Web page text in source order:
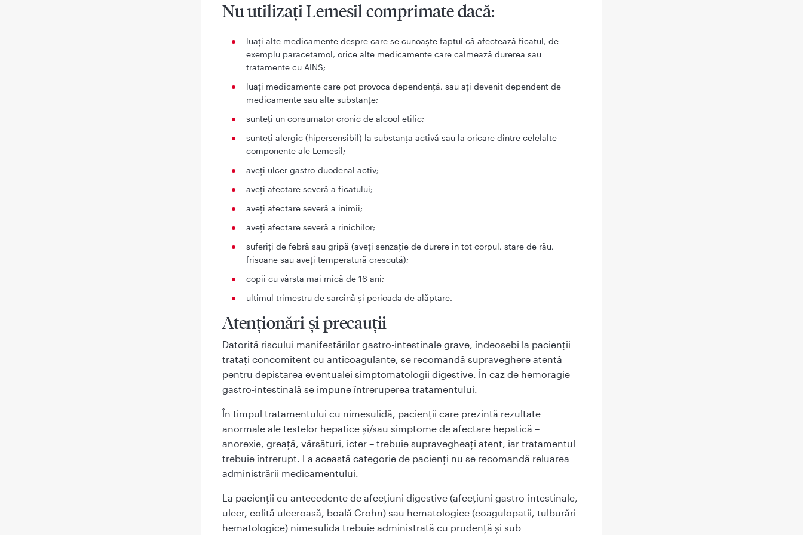
Nu utilizaţi Lemesil comprimate dacă:
luaţi alte medicamente despre care se cunoaşte faptul că afectează ficatul, de
exemplu paracetamol, orice alte medicamente care calmează durerea sau
tratamente cu AINS;
luaţi medicamente care pot provoca dependenţă, sau aţi devenit dependent de
medicamente sau alte substanţe;
sunteţi un consumator cronic de alcool etilic;
sunteţi alergic (hipersensibil) la substanţa activă sau la oricare dintre celelalte
componente ale Lemesil;
aveţi ulcer gastro-duodenal activ;
aveţi afectare severă a ficatului;
aveţi afectare severă a inimii;
aveţi afectare severă a rinichilor;
suferiţi de febră sau gripă (aveţi senzaţie de durere în tot corpul, stare de rău,
frisoane sau aveţi temperatură crescută);
copii cu vârsta mai mică de 16 ani;
ultimul trimestru de sarcină şi perioada de alăptare.
Atenţionări şi precauţii
Datorită riscului manifestărilor gastro-intestinale grave, îndeosebi la pacienţii
trataţi concomitent cu anticoagulante, se recomandă supraveghere atentă
pentru depistarea eventualei simptomatologii digestive. În caz de hemoragie
gastro-intestinală se impune întreruperea tratamentului.
În timpul tratamentului cu nimesulidă, pacienţii care prezintă rezultate
anormale ale testelor hepatice şi/sau simptome de afectare hepatică –
anorexie, greaţă, vărsături, icter – trebuie supravegheaţi atent, iar tratamentul
trebuie întrerupt. La această categorie de pacienţi nu se recomandă reluarea
administrării medicamentului.
La pacienţii cu antecedente de afecţiuni digestive (afecţiuni gastro-intestinale,
ulcer, colită ulceroasă, boală Crohn) sau hematologice (coagulopatii, tulburări
hematologice) nimesulida trebuie administrată cu prudenţă şi sub